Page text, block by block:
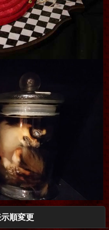
順変更